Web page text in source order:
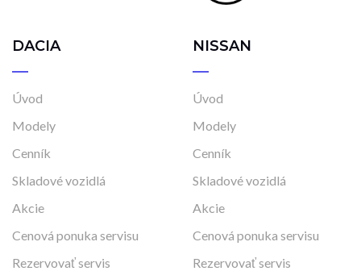
DACIA
Úvod
Modely
Cenník
Skladové vozidlá
Akcie
Cenová ponuka servisu
Rezervovať servis
NISSAN
Úvod
Modely
Cenník
Skladové vozidlá
Akcie
Cenová ponuka servisu
Rezervovať servis